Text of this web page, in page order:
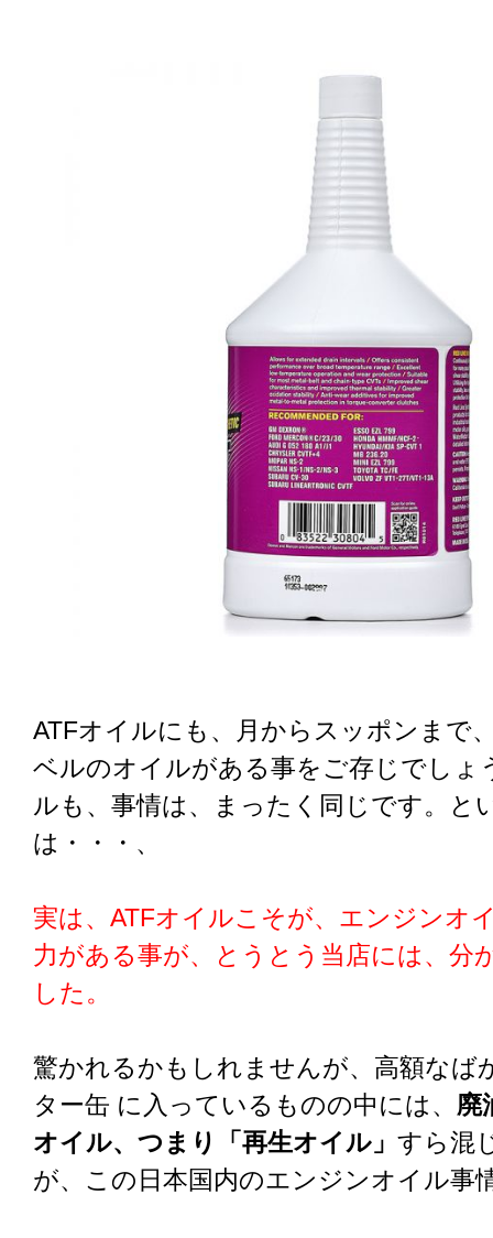
ATFオイルにも、月からスッポンまで
ベルのオイルがある事をご存じでしょ
ルも、事情は、まったく同じです。と
は・・・、
実は、ATFオイルこそが、エンジンオ
力がある事が、とうとう当店には、分
した。
驚かれるかもしれませんが、高額なば
ター缶 に入っているものの中には、 廃
オイル、つまり「再生オイル」 すら混
が、この日本国内のエンジンオイル事